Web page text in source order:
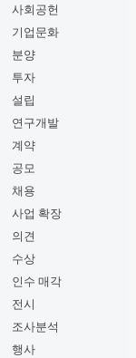
사회공헌
기업문화
분양
투자
설립
연구개발
계약
공모
채용
사업 확장
의견
수상
인수 매각
전시
조사분석
행사